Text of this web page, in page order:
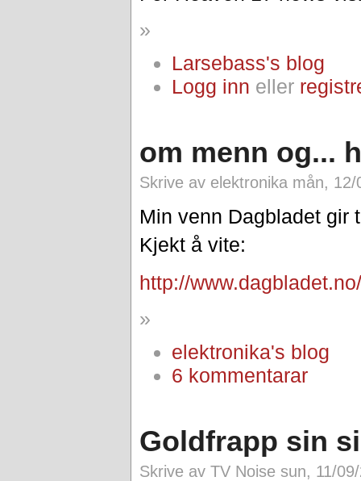
»
Larsebass's blog
Logg inn eller
om menn og...
Skrive av elektronika mån,
Min venn Dagbladet gir
Kjekt å vite:
http://
»
elektronika's blog
6 kommentarar
Goldfrapp sin
Skrive av TV Noise sun, 11/